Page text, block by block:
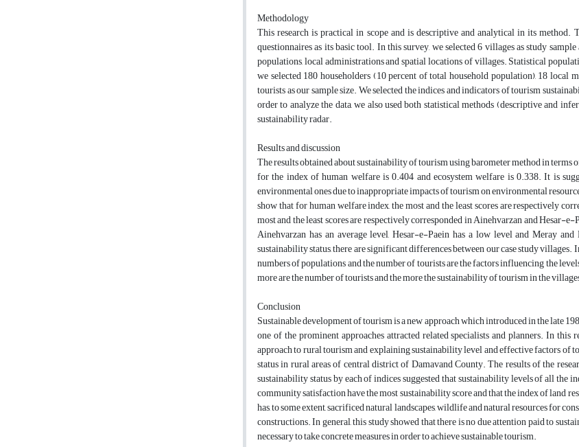
Methodology
This research is practical in scope and is descriptive and analytical in its
questionnaires as its basic tool. In this survey, we selected 6 villages as study
populations, local administrations and spatial locations of villages. Statistical
we selected 180 householders (10 percent of total household population), 18
tourists as our sample size. We selected the indices and indicators of tourism
order to analyze the data, we also used both statistical methods (descriptive and
sustainability radar.
Results and discussion
The results obtained about sustainability of tourism using barometer method in
for the index of human welfare is 0.404 and ecosystem welfare is 0.338. It is
environmental ones due to inappropriate impacts of tourism on environmental
show that for human welfare index, the most and the least scores are respectively
most and the least scores are respectively corresponded in Ainehvarzan and Hesar-
Ainehvarzan has an average level, Hesar-e-Paein has a low level and Meray
sustainability status, there are significant differences between our case study
numbers of populations and the number of tourists are the factors influencing the
more are the number of tourists and the more the sustainability of tourism in the
Conclusion
Sustainable development of tourism is a new approach which introduced in the late
one of the prominent approaches attracted related specialists and planners. In
approach to rural tourism and explaining sustainability level and effective factors of
status in rural areas of central district of Damavand County. The results of the
sustainability status by each of indices suggested that sustainability levels of all the
community satisfaction have the most sustainability score and that the index of land
has, to some extent, sacrificed natural landscapes, wildlife and natural resources for
constructions. In general, this study showed that there is no due attention paid to
necessary to take concrete measures in order to achieve sustainable tourism.